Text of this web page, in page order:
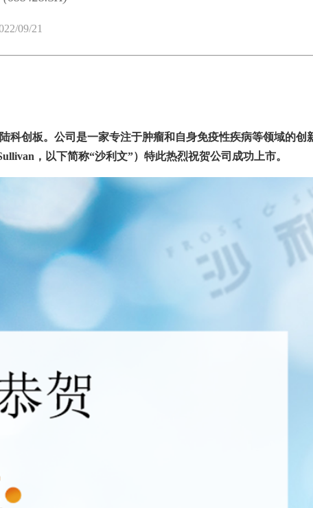
09/21
科创板。公司是一家专注于肿瘤和自身免疫性疾病等领域的创
，以下简称“沙利文”）特此热烈祝贺公司成功上市。